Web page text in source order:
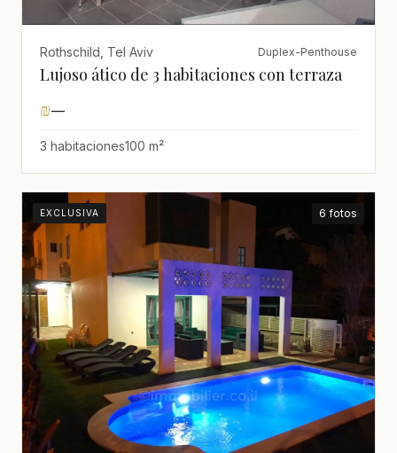
Rothschild, Tel Aviv Duplex-Penthouse
Lujoso ático de 3 habitaciones con terraza
₪—
3 habitaciones100 m²
EXCLUSIVA 6 fotos